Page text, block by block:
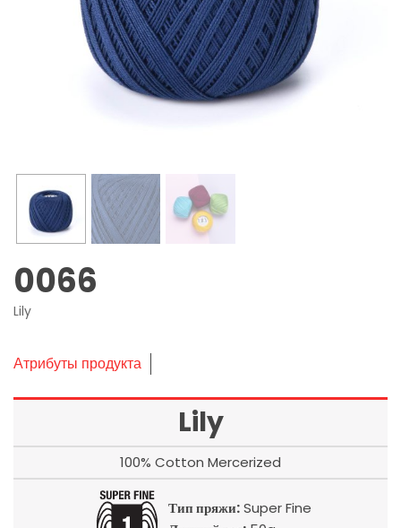
0066
Lily
Атрибуты продукта
Lily
100% Cotton Mercerized
Тип пряжи:Super Fine